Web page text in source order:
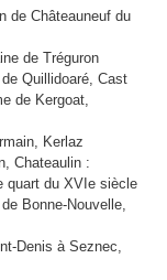
de Châteauneuf du
de Tréguron
Quillidoaré, Cast
de Kergoat,
Kerlaz
Chateaulin :
quart du XVIe siècle
Bonne-Nouvelle,
Denis à Seznec,